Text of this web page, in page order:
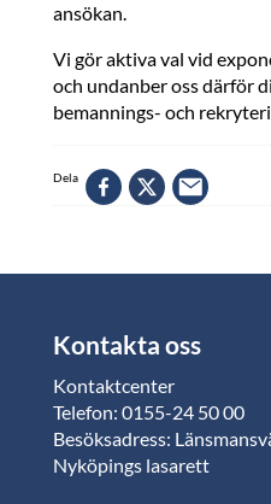
ansökan.
Vi gör aktiva val vid
och undanber oss därför
bemannings- och
Dela
Kontakta oss
Kontaktcenter
Telefon: 0155-24 50 00
Besöksadress:
Nyköpings lasarett